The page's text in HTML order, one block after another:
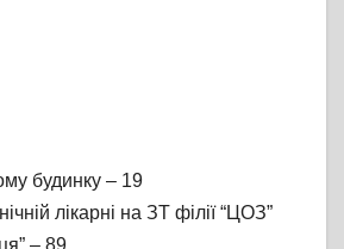
будинку – 19
лікарні на ЗТ філії “ЦОЗ”